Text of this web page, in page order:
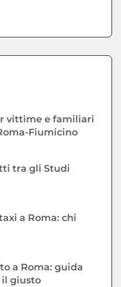
vittime e familiari
Fiumicino
tra gli Studi
a Roma: chi
a Roma: guida
giusto